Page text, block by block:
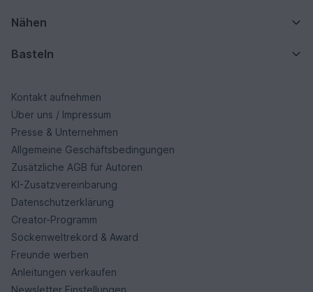
Nähen
Basteln
Kontakt aufnehmen
Über uns / Impressum
Presse & Unternehmen
Allgemeine Geschäftsbedingungen
Zusätzliche AGB für Autoren
KI-Zusatzvereinbarung
Datenschutzerklärung
Creator-Programm
Sockenweltrekord & Award
Freunde werben
Anleitungen verkaufen
Newsletter Einstellungen